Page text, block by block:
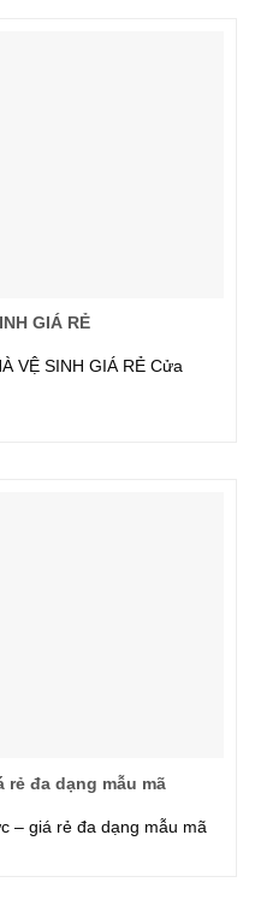
GIÁ RẺ
VỆ SINH GIÁ RẺ Cửa
đa dạng mẫu mã
– giá rẻ đa dạng mẫu mã